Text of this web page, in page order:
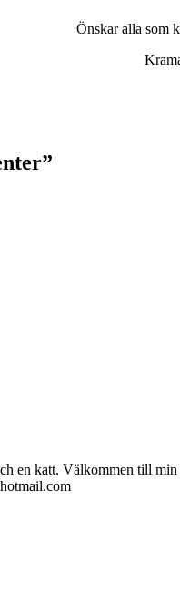
Önskar alla som
”
en katt. Välkommen till